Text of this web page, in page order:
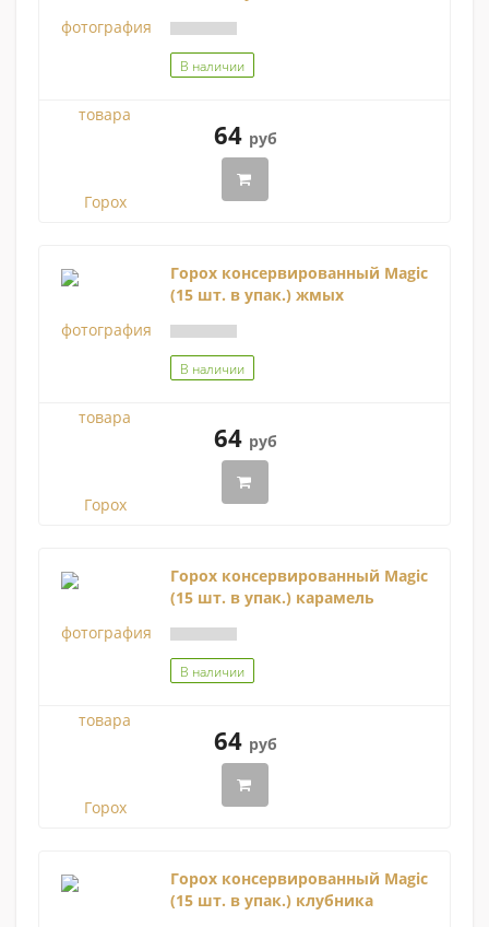
В наличии
64 руб
Горох консервированный Magic
(15 шт. в упак.) жмых
В наличии
64 руб
Горох консервированный Magic
(15 шт. в упак.) карамель
В наличии
64 руб
Горох консервированный Magic
(15 шт. в упак.) клубника